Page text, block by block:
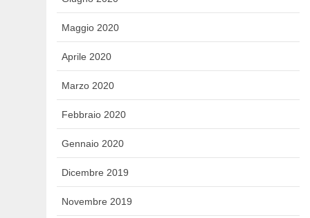
Maggio 2020
Aprile 2020
Marzo 2020
Febbraio 2020
Gennaio 2020
Dicembre 2019
Novembre 2019